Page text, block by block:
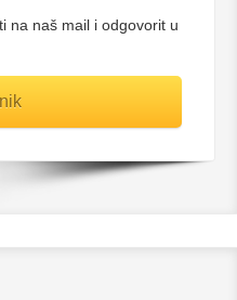
na naš mail i odgovorit u